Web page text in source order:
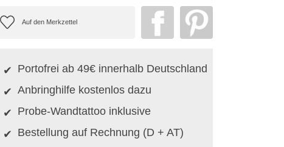
Portofrei ab 49€ innerhalb Deutschland
Anbringhilfe kostenlos dazu
Probe-Wandtattoo inklusive
Bestellung auf Rechnung (D + AT)